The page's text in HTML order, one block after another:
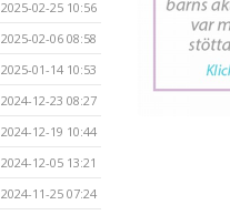
2025-02-25 10:56
2025-02-06 08:58
2025-01-14 10:53
2024-12-23 08:27
2024-12-19 10:44
2024-12-05 13:21
2024-11-25 07:24